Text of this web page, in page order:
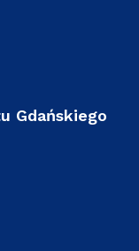
Gdańskiego